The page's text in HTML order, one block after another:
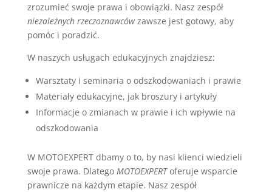
zrozumieć swoje prawa i obowiązki. Nasz zespół
niezależnych rzeczoznawcówzawsze jest gotowy, aby
pomóc i poradzić.
W naszych usługach edukacyjnych znajdziesz:
Warsztaty i seminaria o odszkodowaniach i prawie
Materiały edukacyjne, jak broszury i artykuły
Informacje o zmianach w prawie i ich wpływie na
odszkodowania
W MOTOEXPERT dbamy o to, by nasi klienci wiedzieli
swoje prawa. Dlatego MOTOEXPERToferuje wsparcie
prawnicze na każdym etapie. Nasz zespół